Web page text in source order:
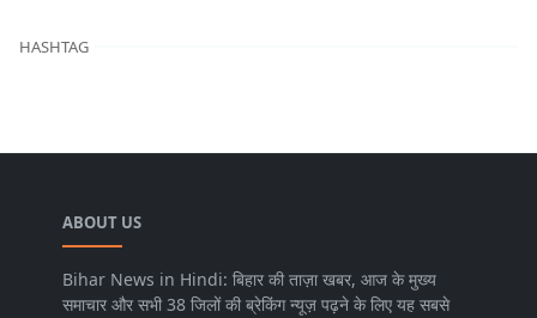
HASHTAG
ABOUT US
Bihar News in Hindi: बिहार की ताज़ा खबर, आज के मुख्य
समाचार और सभी 38 जिलों की ब्रेकिंग न्यूज़ पढ़ने के लिए यह सबसे